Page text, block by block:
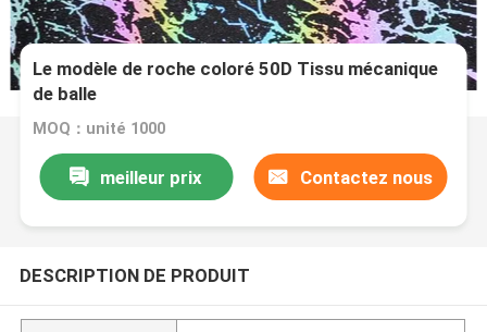
Le modèle de roche coloré 50D Tissu mécanique
de balle
MOQ：unité 1000
meilleur prix Contactez nous
DESCRIPTION DE PRODUIT